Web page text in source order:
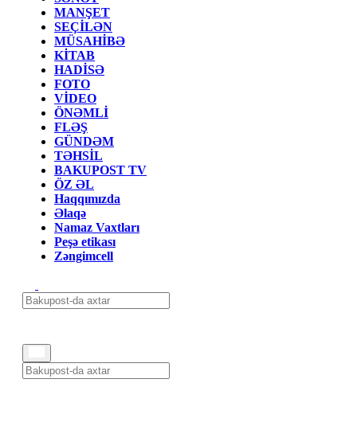
MANŞET
SEÇİLƏN
MÜSAHİBƏ
KİTAB
HADİSƏ
FOTO
VİDEO
ÖNƏMLİ
FLƏŞ
GÜNDƏM
TƏHSİL
BAKUPOST TV
ÖZ ƏL
Haqqımızda
Əlaqə
Namaz Vaxtları
Peşə etikası
Zəngimcell